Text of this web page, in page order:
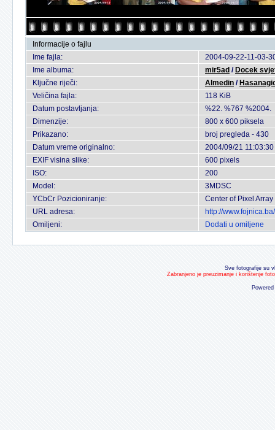
Informacije o fajlu
Ime fajla:
2004-09-22-11-03-
Ime albuma:
mir5ad / Docek
Ključne riječi:
Almedin /
Veličina fajla:
118 KiB
Datum postavljanja:
%22. %767 %2004.
Dimenzije:
800 x 600 piksela
Prikazano:
broj pregleda - 430
Datum vreme originalno:
2004/09/21 11:03:30
EXIF visina slike:
600 pixels
ISO:
200
Model:
3MDSC
YCbCr Pozicioniranje:
Center of Pixel Array
URL adresa:
http://
Omiljeni:
Dodati u omiljene
Sve fotografije su
Zabranjeno je preuzimanje i korištenje